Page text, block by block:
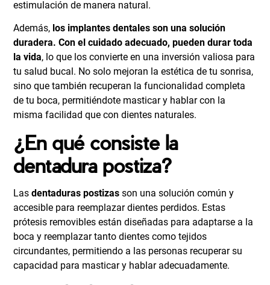
estimulación de manera natural.
Además, los implantes dentales son una solución
duradera. Con el cuidado adecuado, pueden durar toda
la vida, lo que los convierte en una inversión valiosa para
tu salud bucal. No solo mejoran la estética de tu sonrisa,
sino que también recuperan la funcionalidad completa
de tu boca, permitiéndote masticar y hablar con la
misma facilidad que con dientes naturales.
¿En qué consiste la
dentadura postiza?
Lasdentaduras postizas son una solución común y
accesible para reemplazar dientes perdidos. Estas
prótesis removibles están diseñadas para adaptarse a la
boca y reemplazar tanto dientes como tejidos
circundantes, permitiendo a las personas recuperar su
capacidad para masticar y hablar adecuadamente.